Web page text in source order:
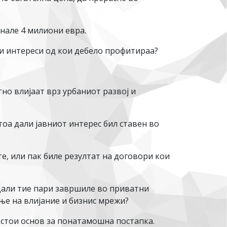
4 милиони евра.
интереси од кои дебело профитираа?
влијаат врз урбаниот развој и
дали јавниот интерес бил ставен во
или пак биле резултат на договори кои
тие пари завршиле во приватни
на влијание и бизнис мрежи?
основ за понатамошна постапка.